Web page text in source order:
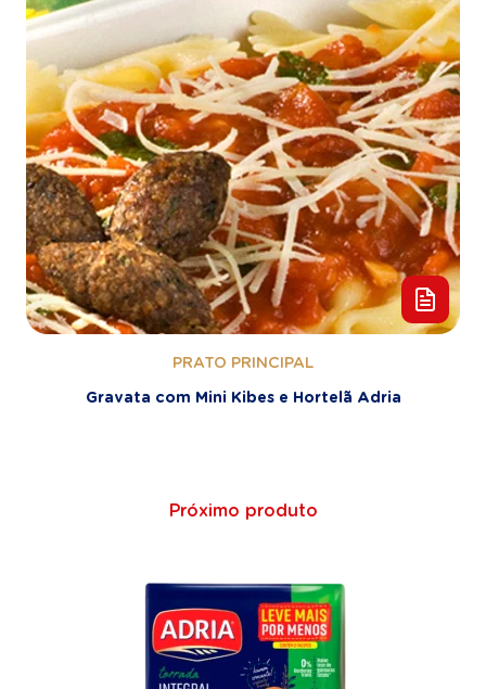
PRATO PRINCIPAL
Gravata com Mini Kibes e Hortelã Adria
Próximo produto